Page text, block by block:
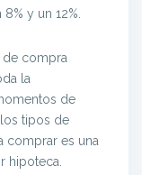
y un 12%.
de compra
la
de
tipos de
comprar es una
hipoteca.